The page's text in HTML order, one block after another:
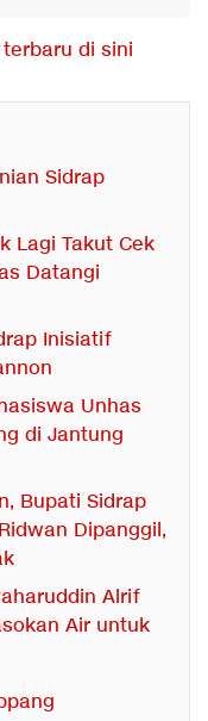
di sini
Sidrap
Lagi Takut Cek
Datangi
Inisiatif
Unhas
di Jantung
Bupati Sidrap
Dipanggil,
Alrif
Air untuk